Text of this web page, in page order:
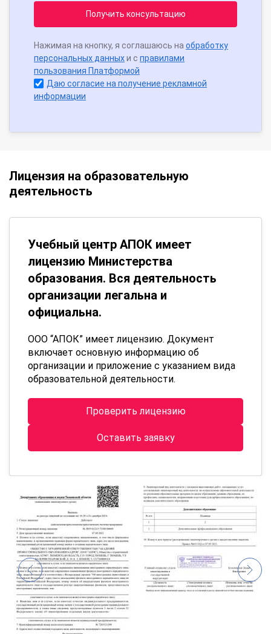
Получить консультацию
Нажимая на кнопку, я соглашаюсь на обработку
персональных данныхи с правилами
пользования Платформой
Даю согласие на получение рекламной
информации
Лицензия на образовательную
деятельность
Учебный центр АПОК имеет
лицензию Министерства
образования. Вся деятельность
организации легальна и
официальна.
ООО “АПОК” имеет лицензию. Документ
включает основную информацию об
организации и приложение с указанием вида
образовательной деятельности.
Проверить лицензию
Оставить заявку